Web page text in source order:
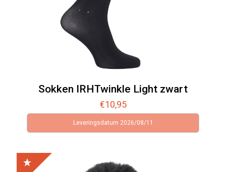
Sokken IRHTwinkle Light zwart
€10,95
Leveringsdatum 2026/08/11